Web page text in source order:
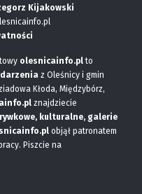
Kijakowski
olesnicainfo.plto
z Oleśnicy i gmin
Kłoda, Międzybórz,
znajdziecie
kulturalne, galerie
objął patronatem
Piszcie na